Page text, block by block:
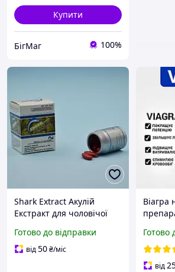
Купити
БігМаг 100%
Shark Extract Акулій
Екстракт для чоловічої
збуджуючі препарати для
чоловіків 10 шт
Готово до відправки
від50₴/міс
Віагра
сили 10
Готово
від